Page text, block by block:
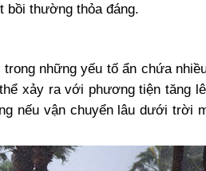
bồi thường thỏa đáng.
những yếu tố ẩn chứa
xảy ra với phương tiện tăng
nếu vận chuyển lâu dưới trời